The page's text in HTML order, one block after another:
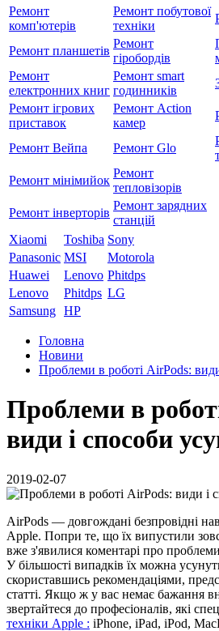
Ремонт
комп'ютерів
Ремонт побутової
техніки
Ремонт планшетів
Ремонт
гіробордів
Ремонт
електронних книг
Ремонт smart
годинників
Ремонт ігрових
приставок
Ремонт Action
камер
Ремонт Вейпа Ремонт Glo
Ремонт мiнiмийок
Ремонт
тепловізорів
Ремонт інверторів
Ремонт зарядних
станцій
Xiaomi
Toshiba Sony
Panasonic MSI
Motorola
Huawei
Lenovo Phitdps
Lenovo
Phitdps LG
Samsung HP
Головна
Новини
Проблеми в роботі AirPods:
Проблеми в
види і способи
2019-02-07
AirPods — довгождані безпровідні
Apple. Попри те, що їх випустили
вже з'явилися коментарі про проблеми
У більшості випадків їх можна
скориставшись рекомендаціями,
статті. Якщо ж у вас немає бажання
звертайтеся до професіоналів, які
техніки Apple : iPhone, iPad, iPod,